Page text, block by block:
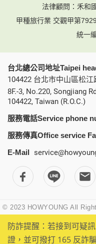
防詐提醒：若接到可疑
證，並可撥打 165 反詐
法律顧問：禾和
甲種旅行業 交觀甲第
統一
台北總公司地址Taipei
104422 台北市中山區松
8F.-3, No.220, Songjiang
104422, Taiwan (R.O.C.)
服務電話Service phone
服務傳真Office service
E-Mail
© 2023 HOWYOUNG All